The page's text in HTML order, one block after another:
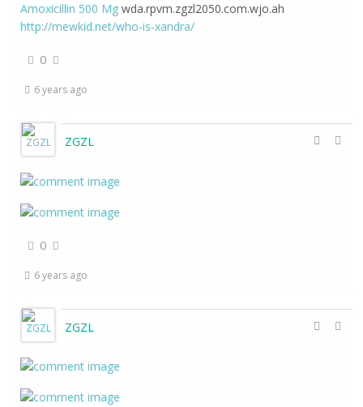
Amoxicillin 500 Mg wda.rpvm.zgzl2050.com.wjo.ah
http://mewkid.net/who-is-xandra/
0
6 years ago
ZGZL
0
6 years ago
ZGZL